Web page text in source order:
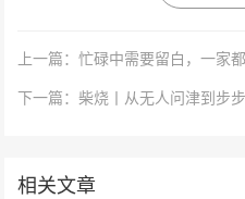
上一篇：忙碌中需要留白，一家
相关文章